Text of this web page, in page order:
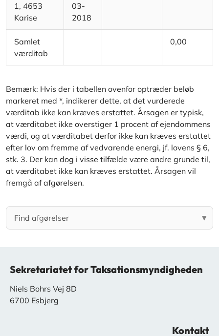
1, 4653
Karise
03-
2018
Samlet
værditab
0,00
Bemærk: Hvis der i tabellen ovenfor optræder beløb
markeret med *, indikerer dette, at det vurderede
værditab ikke kan kræves erstattet. Årsagen er typisk,
at værditabet ikke overstiger 1 procent af ejendommens
værdi, og at værditabet derfor ikke kan kræves erstattet
efter lov om fremme af vedvarende energi, jf. lovens § 6,
stk. 3. Der kan dog i visse tilfælde være andre grunde til,
at værditabet ikke kan kræves erstattet. Årsagen vil
fremgå af afgørelsen.
Sekretariatet for Taksationsmyndigheden
Niels Bohrs Vej 8D
6700 Esbjerg
Kontakt